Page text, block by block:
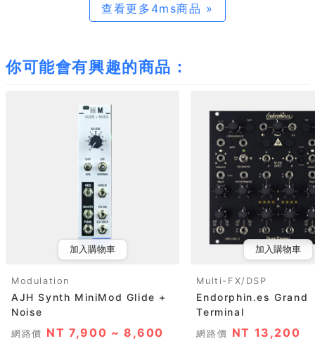
查看更多4ms商品 »
你可能會有興趣的商品：
加入購物車
Modulation
AJH Synth MiniMod Glide +
Noise
網路價 NT 7,900 ~ 8,600
加入購物車
Multi-FX/DSP
Endorphin.es Grand
Terminal
網路價 NT 13,200